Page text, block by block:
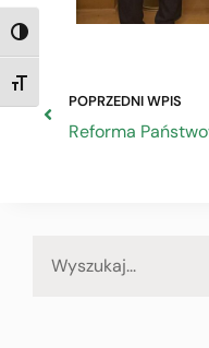
TOGGLE HIGH CONTRAST
TOGGLE FONT SIZE
POPRZEDNI WPIS